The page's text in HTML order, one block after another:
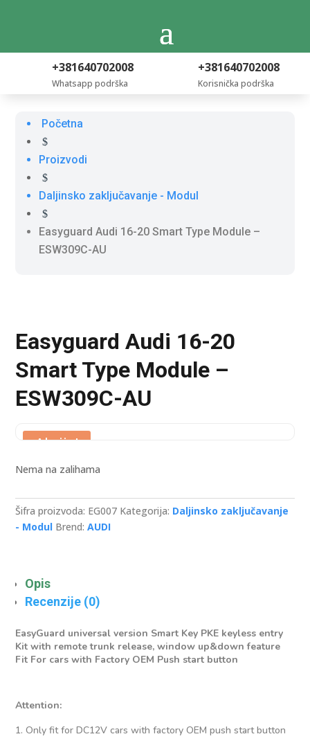
+381640702008
Whatsapp podrška
+381640702008
Korisnička podrška
Početna
$
Proizvodi
$
Daljinsko zaključavanje - Modul
$
Easyguard Audi 16-20 Smart Type Module –
ESW309C-AU
Easyguard Audi 16-20
Smart Type Module –
ESW309C-AU
Akcija!
Nema na zalihama
Šifra proizvoda: EG007 Kategorija: Daljinsko zaključavanje
- Modul Brend:AUDI
Opis
Recenzije (0)
EasyGuard universal version Smart Key PKE keyless entry
Kit with remote trunk release, window up&down feature
Fit For cars with Factory OEM Push start button
Attention:
Only fit for DC12V cars with factory OEM push start button